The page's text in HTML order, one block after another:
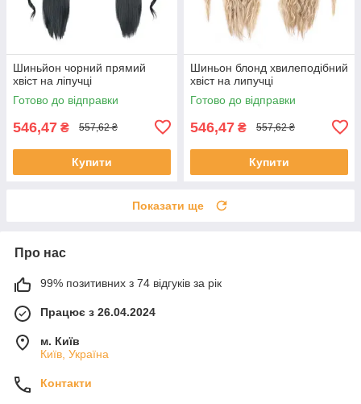
Шиньйон чорний прямий
хвіст на ліпучці
Готово до відправки
546,47 ₴ 557,62 ₴
Купити
Шиньон блонд хвилеподібний
хвіст на липучці
Готово до відправки
546,47 ₴ 557,62 ₴
Купити
Показати ще
Про нас
99% позитивних з 74 відгуків за рік
Працює з 26.04.2024
м. Київ
Київ, Україна
Контакти